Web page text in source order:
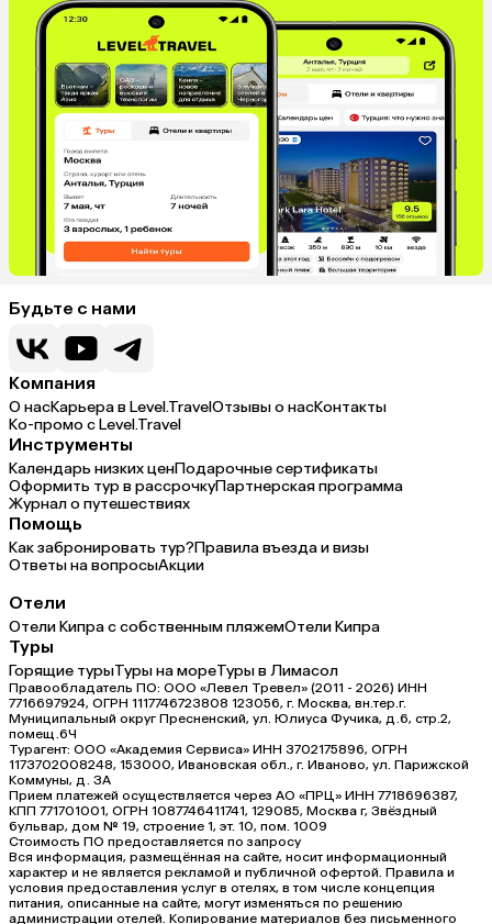
Будьте с нами
Компания
О насКарьера в Level.TravelОтзывы о насКонтакты
Ко-промо с Level.Travel
Инструменты
Календарь низких ценПодарочные сертификаты
Оформить тур в рассрочкуПартнерская программа
Журнал о путешествиях
Помощь
Как забронировать тур?Правила въезда и визы
Ответы на вопросыАкции
Отели
Отели Кипра с собственным пляжемОтели Кипра
Туры
Горящие турыТуры на мореТуры в Лимасол
Правообладатель ПО: ООО «Левел Тревел» (2011 - 2026) ИНН
7716697924, ОГРН 1117746723808 123056, г. Москва, вн.тер.г.
Муниципальный округ Пресненский, ул. Юлиуса Фучика, д.6, стр.2,
помещ.6Ч
Турагент: ООО «Академия Сервиса» ИНН 3702175896, ОГРН
1173702008248, 153000, Ивановская обл., г. Иваново, ул. Парижской
Коммуны, д. ЗА
Прием платежей осуществляется через АО «ПРЦ» ИНН 7718696387,
КПП 771701001, ОГРН 1087746411741, 129085, Москва г, Звёздный
бульвар, дом № 19, строение 1, эт. 10, пом. 1009
Стоимость ПО предоставляется по запросу
Вся информация, размещённая на сайте, носит информационный
характер и не является рекламой и публичной офертой. Правила и
условия предоставления услуг в отелях, в том числе концепция
питания, описанные на сайте, могут изменяться по решению
администрации отелей. Копирование материалов без письменного